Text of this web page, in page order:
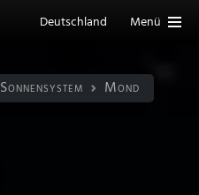
Deutschland Menü
Sonnen­system Mond